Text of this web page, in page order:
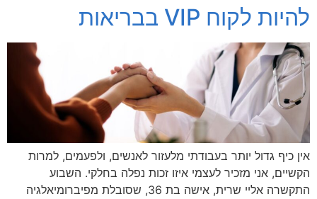
להיות לקוח VIP בבריאות
אין כיף גדול יותר בעבודתי מלעזור לאנשים, ולפעמים, למרות
הקשיים, אני מזכיר לעצמי איזו זכות נפלה בחלקי. השבוע
התקשרה אליי שרית, אישה בת 36, שסובלת מפיברומיאלגיה